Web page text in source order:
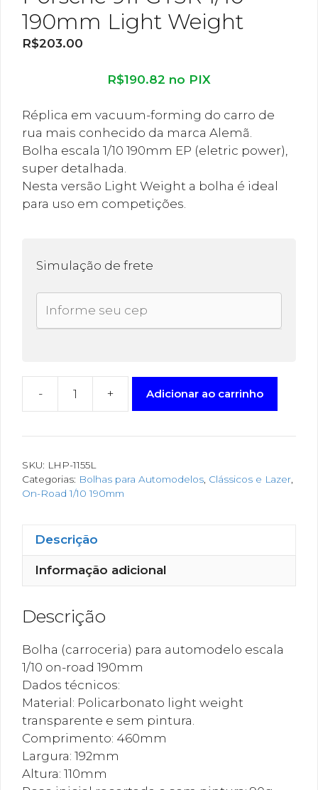
190mm Light Weight
R$203.00
R$190.82 no PIX
Réplica em vacuum-forming do carro de
rua mais conhecido da marca Alemã.
Bolha escala 1/10 190mm EP (eletric power),
super detalhada.
Nesta versão Light Weight a bolha é ideal
para uso em competições.
Simulação de frete
- + Adicionar ao carrinho
SKU: LHP-1155L
Categorias: Bolhas para Automodelos Clássicos e Lazer
On-Road 1/10 190mm
Descrição
Informação adicional
Descrição
Bolha (carroceria) para automodelo escala
1/10 on-road 190mm
Dados técnicos:
Material: Policarbonato light weight
transparente e sem pintura.
Comprimento: 460mm
Largura: 192mm
Altura: 110mm